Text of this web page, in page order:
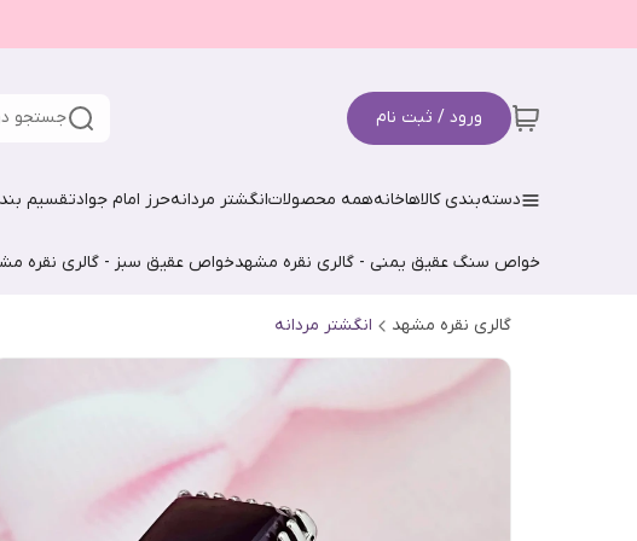
ورود / ثبت نام جستجو
دسته‌بندی کالاهاخانههمه محصولاتانگشتر مردانهحرز امام جوادتقسیم
خواص سنگ عقیق یمنی - گالری نقره مشهدخواص عقیق سبز - گالری نقره
گالری نقره مشهد انگشتر مردانه